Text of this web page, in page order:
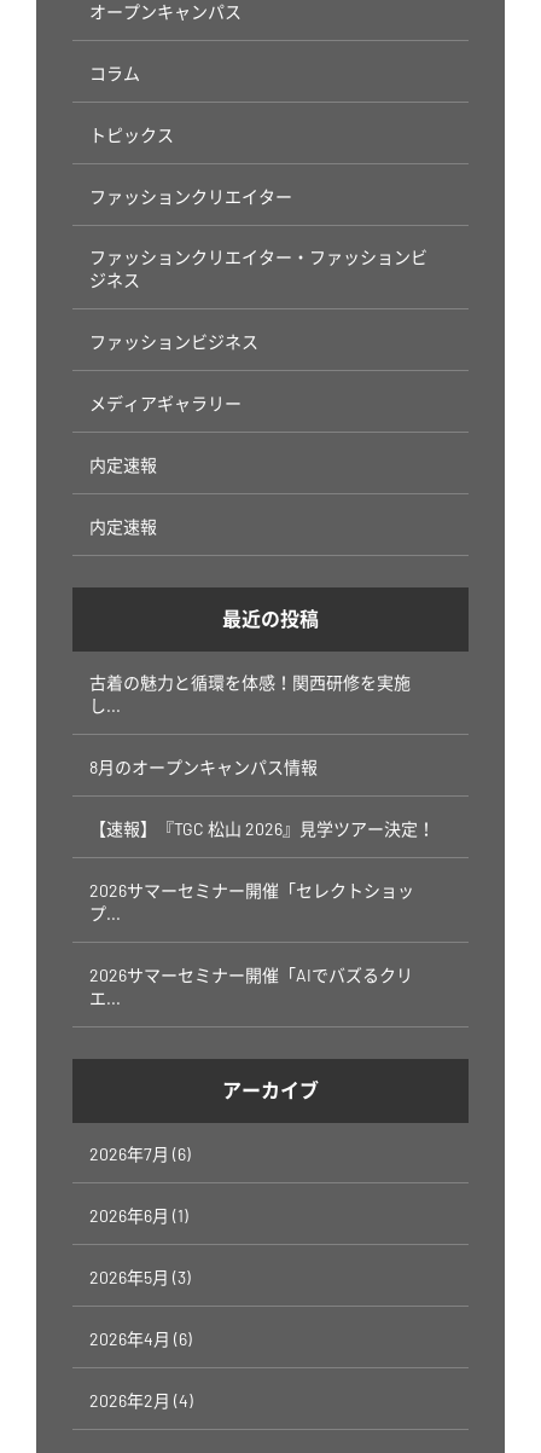
オープンキャンパス
コラム
トピックス
ファッションクリエイター
ファッションクリエイター・ファッションビ
ジネス
ファッションビジネス
メディアギャラリー
内定速報
内定速報
最近の投稿
古着の魅力と循環を体感！関西研修を実施
し...
8月のオープンキャンパス情報
【速報】『TGC 松山 2026』見学ツアー決定！
2026サマーセミナー開催「セレクトショッ
プ...
2026サマーセミナー開催「AIでバズるクリ
エ...
アーカイブ
2026年7月 (6)
2026年6月 (1)
2026年5月 (3)
2026年4月 (6)
2026年2月 (4)